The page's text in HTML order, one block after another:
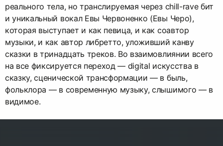
реального тела, но транслируемая через chill-rave бит
и уникальный вокал Евы Червоненко (Евы Черо),
которая выступает и как певица, и как соавтор
музыки, и как автор либретто, уложивший канву
сказки в тринадцать треков. Во взаимовлиянии всего
на все фиксируется переход — digital искусства в
сказку, сценической трансформации — в быль,
фольклора — в современную музыку, слышимого — в
видимое.